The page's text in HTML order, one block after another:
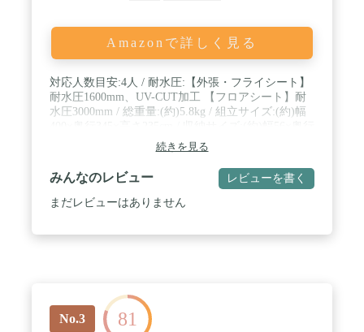
Amazonで詳しく見る
対応人数目安:4人 / 耐水圧:【外張・フライシート】
耐水圧1600mm、UV-CUT加工 【フロアシート】耐
水圧3000mm / 総重量:(約)5.8kg / 組立サイズ:(約)幅
21×高さ21cm / 7075超々ジュラルミン採用 / 組立て
簡単 / UV-CUT加工 / ※製品によりナバホ柄のパタ
ーンが多少異なります。
続きを見る
みんなのレビュー レビューを書く
まだレビューはありません
No.3 81